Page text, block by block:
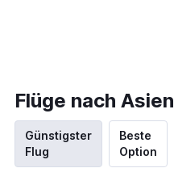
Flüge nach Asien
Günstigster
Flug
Beste
Option